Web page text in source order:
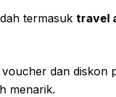
termasuk travel
dan diskon
menarik.